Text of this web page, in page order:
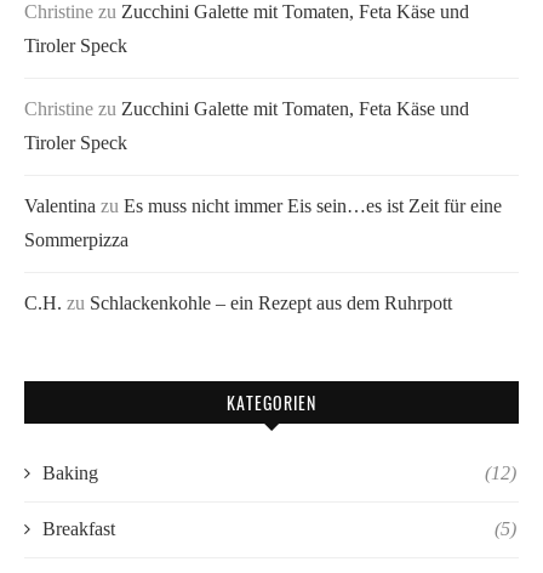
Christine zu Zucchini Galette mit Tomaten, Feta Käse und
Tiroler Speck
Christine zu Zucchini Galette mit Tomaten, Feta Käse und
Tiroler Speck
Valentina zu Es muss nicht immer Eis sein…es ist Zeit für eine
Sommerpizza
C.H. zu Schlackenkohle – ein Rezept aus dem Ruhrpott
KATEGORIEN
Baking (12)
Breakfast (5)